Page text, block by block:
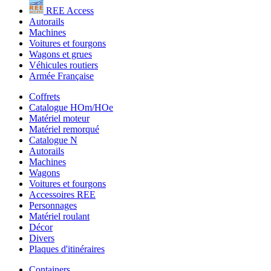
REE Access
Autorails
Machines
Voitures et fourgons
Wagons et grues
Véhicules routiers
Armée Française
Coffrets
Catalogue HOm/HOe
Matériel moteur
Matériel remorqué
Catalogue N
Autorails
Machines
Wagons
Voitures et fourgons
Accessoires REE
Personnages
Matériel roulant
Décor
Divers
Plaques d'itinéraires